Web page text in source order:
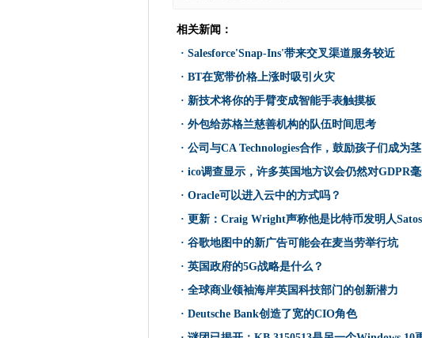
HPE拓扑巨额服务业务，用CSC合并
苹果的蒂姆厨师需要在他的印度旅行中做5件事
云性收购澳大利亚云自动化公司
BT在宽带价格上涨时吸引火灾
deloitte用aws和sap读取企业公共云练习
Maersk Line支持与网络管理的运输运营
Intel牛肉在Skylake服务器芯片中达到集成图形
超过60％的女孩想要鼓励女性技术角色
这就是为什么分析正在吃供应链的原因
外包给苏格兰慈善机构的队伍时间思考
IBM在云中提供量子计算
虚拟现实在海湾合作委员会国家起飞
国际奥林匹克委员会开始与阿里巴巴的12年云
相关新闻：
· Salesforce'Snap-Ins'带来交叉渠道服务较近
· BT在宽带价格上涨时吸引火灾
· 新技术将你的手臂变成智能手表触摸板
· 外包给苏格兰慈善机构的队伍时间思考
· 公司与CA Technologies合作，鼓励孩子们成为茎
· ico调查显示，许多英国地方议会仍然对GDPR
· Oracle可以进入云中的方式吗？
· 更新：Craig Wright声称他是比特币发明人
· 谷歌地图中的新广告可能会在麦当劳举行坑
· 英国政府的5G战略是什么？
· 全球商业领袖海岸英国科技部门的创新潜力
· Deutsche Bank创造了宽的CIO角色